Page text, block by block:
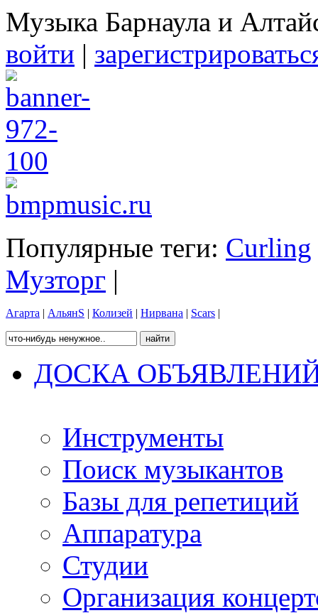
Музыка Барнаула и
войти |
Популярные теги: Curling
Музторг |
Агарта | АльянS | Колизей | Нирвана | Scars |
ДОСКА
Инструменты
Поиск музыкантов
Базы для репетиций
Аппаратура
Студии
Организация